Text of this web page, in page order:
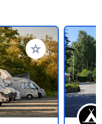
Voeg toe aan je